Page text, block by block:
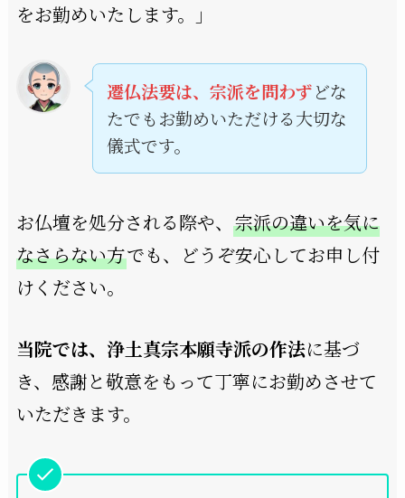
をお勤めいたします。」
遷仏法要は、宗派を問わずどな
たでもお勤めいただける大切な
儀式です。
お仏壇を処分される際や、 宗派の違いを気に
なさらない方でも、どうぞ安心してお申し付
けください。
当院では、浄土真宗本願寺派の作法に基づ
き、感謝と敬意をもって丁寧にお勤めさせて
いただきます。